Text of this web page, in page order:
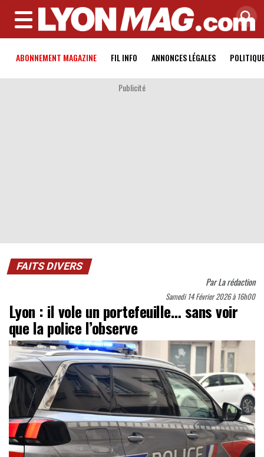
MENU
ABONNEMENT MAGAZINE FIL INFO ANNONCES LÉGALES
Publicité
FAITS DIVERS
ParLa rédaction
Samedi 14 Février 2026 à 16h00
Lyon : il vole un portefeuille… sans voir
que la police l’observe